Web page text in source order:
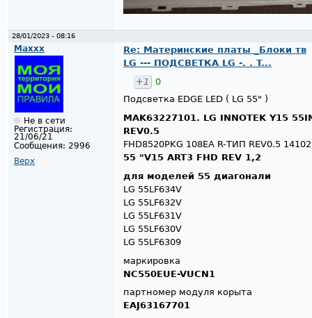
28/01/2023 - 08:16
Maxxx
Не в сети
Регистрация:
21/06/21
Сообщения: 2996
Верх
Re: Материнские платы _Блоки тв
LG --- ПОДСВЕТКА LG -. . T...
+1
0
Подсветка EDGE LED ( LG 55" )
MAK63227101. LG INNOTEK Y15
REV0.5
FHD8520PKG 108EA R-ТИП REV0.5
55 "V15 ART3 FHD REV 1,2
для моделей 55 диагонали
LG 55LF634V
LG 55LF632V
LG 55LF631V
LG 55LF630V
LG 55LF6309
маркировка
NC550EUE-VUCN1
партномер модуля корыта
EAJ63167701